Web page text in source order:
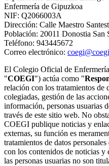
Enfermería de Gipuzkoa
NIF: Q2066003A
Dirección: Calle Maestro
Población: 20011 Donostia San
Teléfono: 943445672
Correo electrónico:
El Colegio Oficial de
"COEGI") actúa como "
relación con los tratamientos de
colegiadas, gestión de las
información, personas usuarias
través de este sitio web. No
COEGI publique noticias y
externas, su función es
tratamientos de datos
con los contenidos de noticias y
las personas usuarias no son